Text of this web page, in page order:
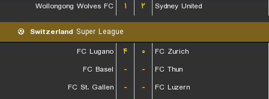
Wollongong Wolves FC
۱ ۲ Sydney United
Switzerland Super League
FC Lugano
۴ ۰
FC Zurich
FC Basel
- -
FC Thun
FC St. Gallen
- -
FC Luzern